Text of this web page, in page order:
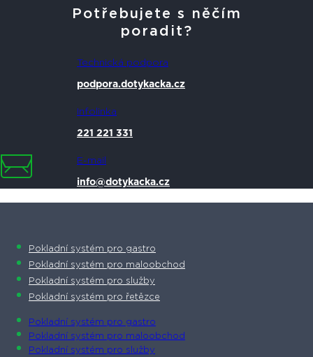
Potřebujete s něčím
poradit?
Technická podpora
podpora.dotykacka.cz
Infolinka
221 221 331
E-mail
info@dotykacka.cz
Pokladní systém pro gastro
Pokladní systém pro maloobchod
Pokladní systém pro služby
Pokladní systém pro řetězce
Pokladní systém pro gastro
Pokladní systém pro maloobchod
Pokladní systém pro služby